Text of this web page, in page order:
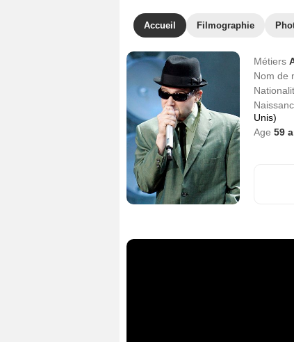
Accueil Filmographie
Métiers
Nom de
Unis)
Age 59